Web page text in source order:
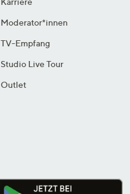
Moderator*innen
TV-Empfang
Studio Live Tour
Outlet